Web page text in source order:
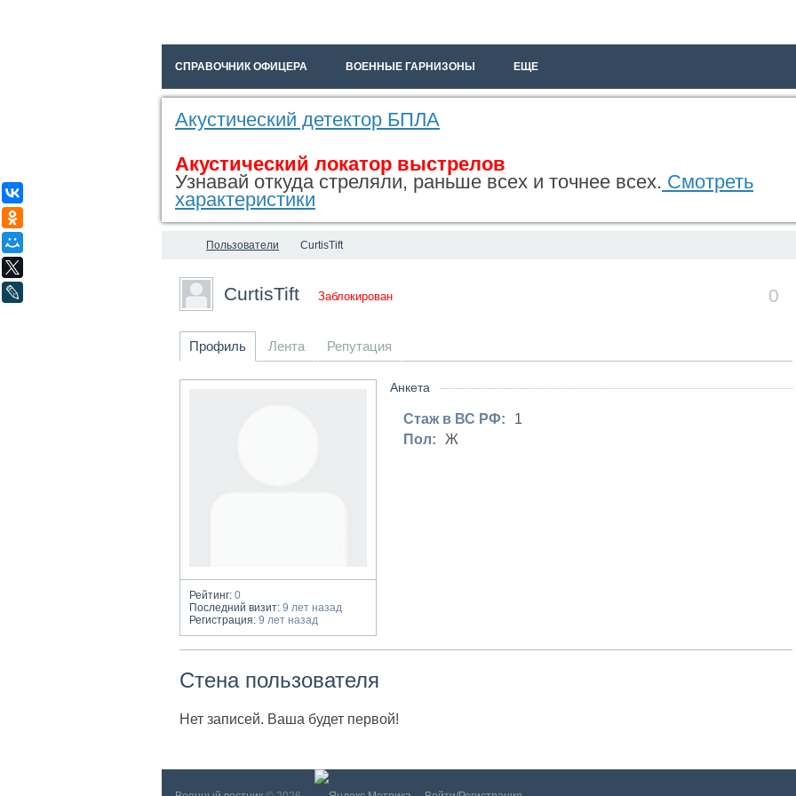
СПРАВОЧНИК ОФИЦЕРА ВОЕННЫЕ ГАРНИЗОНЫ ЕЩЕ
Акустический детектор БПЛА
Акустический локатор выстрелов
Узнавай откуда стреляли, раньше всех и точнее всех. Смотреть
характеристики
Пользователи CurtisTift
0
CurtisTift Заблокирован
Профиль Лента Репутация
Рейтинг: 0
Последний визит: 9 лет назад
Регистрация: 9 лет назад
Анкета
Стаж в ВС РФ:
1
Пол:
Ж
Стена пользователя
Нет записей. Ваша будет первой!